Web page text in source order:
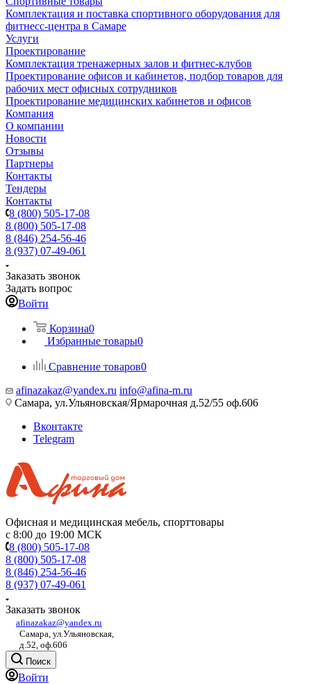
Комплектация и поставка спортивного оборудования для
фитнесс-центра в Самаре
Услуги
Проектирование
Комплектация тренажерных залов и фитнес-клубов
Проектирование офисов и кабинетов, подбор товаров для
рабочих мест офисных сотрудников
Проектирование медицинских кабинетов и офисов
Компания
О компании
Новости
Отзывы
Партнеры
Контакты
Тендеры
Контакты
8 (800) 505-17-08
8 (800) 505-17-08
8 (846) 254-56-46
8 (937) 07-49-061
Заказать звонок
Задать вопрос
Войти
Корзина0
Избранные товары0
Сравнение товаров0
afinazakaz@yandex.ru info@afina-m.ru
Самара, ул.Ульяновская/Ярмарочная д.52/55 оф.606
Вконтакте
Telegram
Офисная и медицинская мебель, спорттовары
с 8:00 до 19:00 МСК
8 (800) 505-17-08
8 (800) 505-17-08
8 (846) 254-56-46
8 (937) 07-49-061
Заказать звонок
afinazakaz@yandex.ru
Самара, ул.Ульяновская,
д.52, оф.606
Поиск
Войти